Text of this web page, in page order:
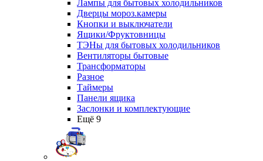
Лампы для бытовых холодильников
Дверцы мороз.камеры
Кнопки и выключатели
Ящики/Фруктовницы
ТЭНы для бытовых холодильников
Вентиляторы бытовые
Трансформаторы
Разное
Таймеры
Панели ящика
Заслонки и комплектующие
Ещё 9